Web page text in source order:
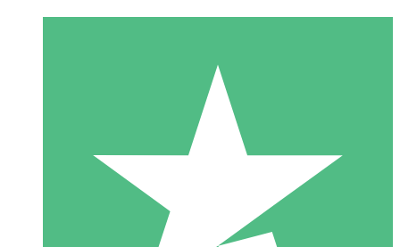
Pacchetti di Crediti Individuali
Paga a consumo con crediti di download. Nessun impegno
1 Download